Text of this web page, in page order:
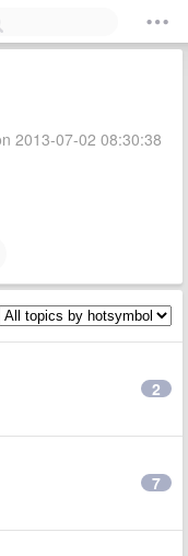
2013-07-02 08:30:38
2
7